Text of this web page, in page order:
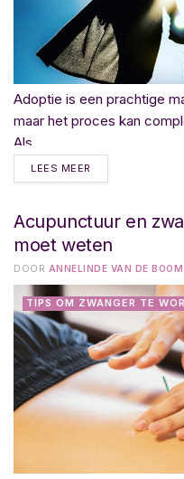
Adoptie is een prachtige
maar het proces kan
Als...
LEES MEER
Acupunctuur en
moet weten
DOOR ANNELINDE VAN DE BOOM
TIPS OM ZWANGER TE